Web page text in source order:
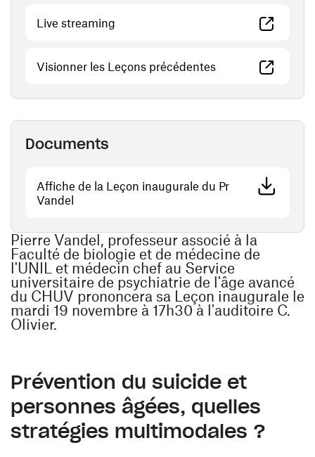
Live streaming (ouvre une nouvelle fenêtre)
Visionner les Leçons précédentes(ouvre une
Documents
Affiche de la Leçon inaugurale du Pr
Vandel
Pierre Vandel, professeur associé à la
Faculté de biologie et de médecine de
l'UNIL et médecin chef au Service
universitaire de psychiatrie de l'âge avancé
du CHUV prononcera sa Leçon inaugurale le
mardi 19 novembre à 17h30 à l'auditoire C.
Olivier.
Prévention du suicide et
personnes âgées, quelles
stratégies multimodales ?